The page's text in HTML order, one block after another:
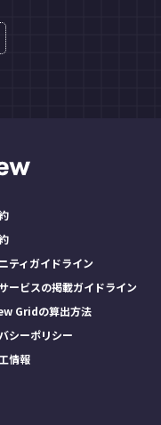
ティガイドライン
ービスの掲載ガイドライン
Gridの算出方法
シーポリシー
情報